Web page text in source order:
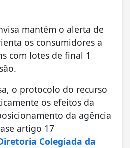
mantém o alerta de
os consumidores a
com lotes de final 1
o protocolo do recurso
os efeitos da
da agência
artigo 17
Colegiada da